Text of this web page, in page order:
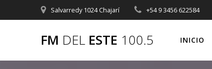
al
Salvarredy 1024 Chajarí +54 9 3456 622584
FM DEL ESTE 100.5 INICIO